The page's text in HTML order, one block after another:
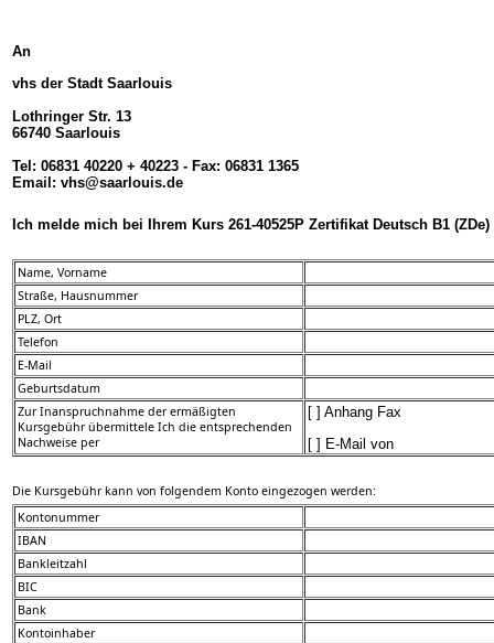
An
vhs der Stadt Saarlouis
Lothringer Str. 13
66740 Saarlouis
Tel: 06831 40220 + 40223 - Fax: 06831 1365
Email: vhs@saarlouis.de
Ich melde mich bei Ihrem Kurs 261-40525P Zertifikat Deutsch B1
Name, Vorname
Straße, Hausnummer
PLZ, Ort
Telefon
E-Mail
Geburtsdatum
Zur Inanspruchnahme der ermäßigten
Kursgebühr übermittele Ich die entsprechenden
Nachweise per
[ ] Anhang Fax
[ ] E-Mail von
Die Kursgebühr kann von folgendem Konto eingezogen werden:
Kontonummer
IBAN
Bankleitzahl
BIC
Bank
Kontoinhaber